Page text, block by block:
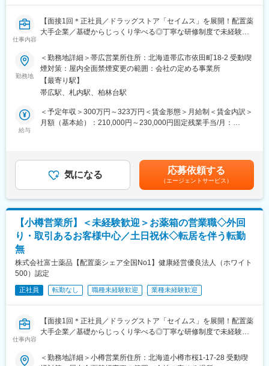
・「この薬すごく効き目があって良かったよ。」「こないだのリ
ンゴ酢美味しかった！ちょうどまた買おうと思ってたの。来てく
れてありがとう。」など、「ありがとう」という言葉が一番のや
りがいです。
変更の範囲：会社の定める業務
を身につけます。
・入社2週間～1カ月 ： 先輩社員に同行し、仕事の流れを学びま
キルを習得します。
・入社1カ月以降 ： 慣れてきたら独り立ち。既存のお客様をメイ
ンに訪問します。
★困ったら先輩社員に相談しやすい雰囲気です！
＜専門資格を取得できる＞
・入社後は、医薬品販売の専門知識を身につけるために、登録販
・資格取得後は、資格手当として給与にも反映されます。
・残業20h以内
・スケジュールに合わせて直行直帰可
・転居を伴う転勤はありません
・最近、健康のことで困っていることがないかなど、親身にお話
を聞くことで、お客様と信頼関係を築き、お客様の健康管理に貢
献することができます。
・「この薬すごく効き目があって良かったよ。」「こないだのリ
ンゴ酢美味しかった！ちょうどまた買おうと思ってたの。来てく
れてありがとう。」など、「ありがとう」という言葉が一番のや
りがいです。
仕事内容
【面接1回＊正社員／ドラッグストア「セイムス」を展開！配置薬
大手企業／基礎からじっくり学べる◎丁寧な研修制度で未経験の
■職務内容：
担当エリアのお客様（個人宅や企業）へ訪問し、配置薬（お薬
箱）や健康食品の提案をお任せします。
※既に、取引のあるお客様先を訪問するスタイルです。
＜仕事の流れ＞
配置薬や健康食品、サプリメントの使用頻度に合わせて、1～6ヵ
へ訪問をします。
・配置薬や健康食品の期限管理
・健康相談、新商品・サービスのご提案 など
※一部、新たに配置薬を置いていただくお客様への訪問がありま
└配置薬は無料でおけるので、お客様も抵抗なく置いてくれる製
品です。
■未経験の方も安心！充実した研修制度：
・入社2週間～1カ月 ： 先輩社員に同行し、仕事の流れを学びま
す。「会話のコツ」や「商品のご案内方法」といった実践的なス
・入社1カ月以降 ： 慣れてきたら独り立ち。既存のお客様をメイ
勤務地
＜勤務地詳細＞帯広営業所住所：北海道帯広市依田町18-2 受動喫
煙対策：屋内全面禁煙変更の範囲：会社の定める事業所
【最寄り駅】
帯広駅、札内駅、柏林台駅
給与
＜予定年収＞300万円～323万円＜賃金形態＞月給制＜賃金内訳＞
月額（基本給）：210,000円～230,000円固定残業手当/月：
年収は当社規定に基づき、年齢や経験に応じて決定します。・昇
給：年1回（4月）＜モデル給与＞※入社3年目平均基本給＋各種手
当＋業績連動給→総支給月額344,141円※業績連動給：月の予算達
成や売り上げに対して支払われます賃金はあくまでも目安の金額
であり、選考を通じて上下する可能性があります。月給(月額)は固
定手当を含めた表記です。
気になる 応募依頼する
（エージェントサービス）
【小樽営業所】＜未経験歓迎＞お薬箱の営業職◇外回
り・取引あるお客様中心／土日祝休◇転居を伴う転勤
無
株式会社富士薬品【配置薬シェア全国No1】健康経営優良法人（ホワイト
500）認定
正社員 転勤なし 職種未経験歓迎 業種未経験歓迎
仕事内容
【面接1回＊正社員／ドラッグストア「セイムス」を展開！配置薬
大手企業／基礎からじっくり学べる◎丁寧な研修制度で未経験の
■職務内容：
＜勤務地詳細＞小樽営業所住所：北海道小樽市桜1-17-28 受動喫